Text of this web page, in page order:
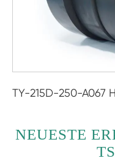
TY-215D-250-A067
NEUESTE